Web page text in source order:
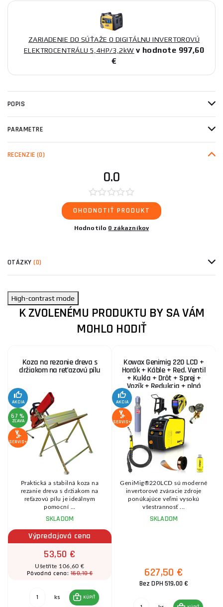
ZARIADENIE DO SÚŤAŽE O DIGITÁLNU INVERTOROVÚ
ELEKTROCENTRÁLU 5,4HP/3,2kW v hodnote 997,60
€
POPIS
PARAMETRE
RECENZIE (0)
0.0
OHODNOTIŤ PRODUKT
Hodnotilo 0 zákazníkov
OTÁZKY(0)
High-contrast mode
K ZVOLENÉMU PRODUKTU BY SA VÁM
MOHLO HODIŤ
Koza na rezanie dreva s
držiakom na reťazovú pílu
AKCIA
67 %
ZĽAVA
SERVIS+
Praktická a stabilná koza na
rezanie dreva s držiakom na
reťazovú pílu je ideálnym
pomocní ...
SKLADOM
Výpredajová cena
53,50 €
Ušetříte 106,60 €
Pôvodná cena:160,10 €
ks KÚPIŤ
Kowax Genimig 220 LCD +
Horák + Káble + Red. Ventil
+ Kukla + Drôt + Sprej +
Vozík + Redukcia + plná
Fľaša Co2
AKCIA
SERVIS+
GeniMig®220LCD sú moderné
invertorové zváracie zdroje
ponúkajúce veľmi vysokú
všestrannosť ...
SKLADOM
627,50 €
Bez DPH 519,00 €